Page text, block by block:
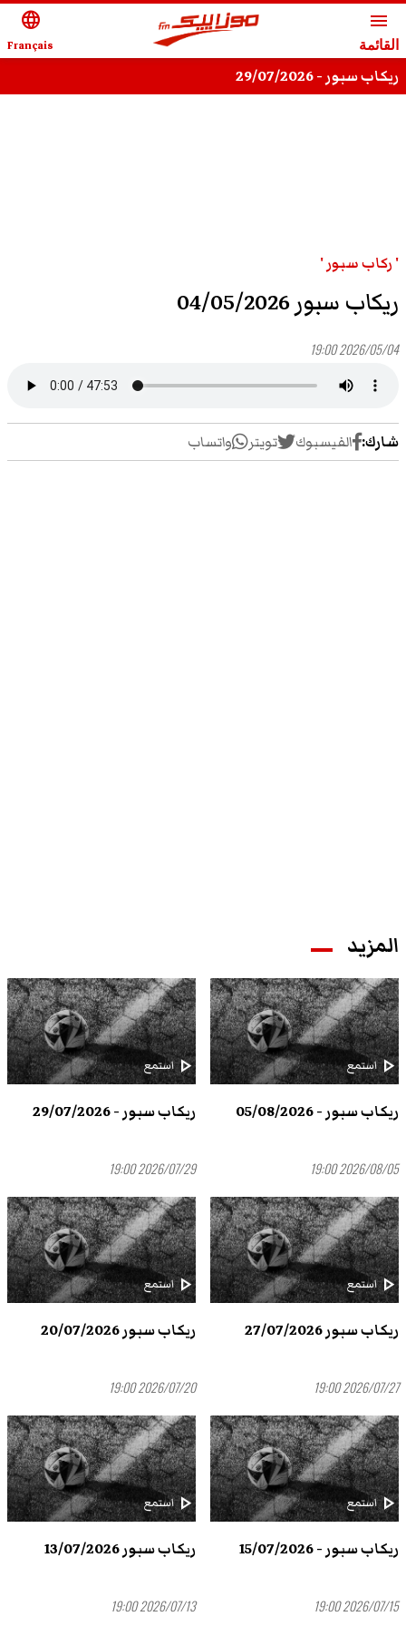
menu
القائمة
language
Français
ريكاب سبور - 29/07/2026
' ركاب سبور '
ريكاب سبور 04/05/2026
2026/05/04 19:00
شارك: الفيسبوك تويتر واتساب
المزيد
play_arrowاستمع
ريكاب سبور - 05/08/2026
2026/08/05 19:00
play_arrowاستمع
ريكاب سبور - 29/07/2026
2026/07/29 19:00
play_arrowاستمع
ريكاب سبور 27/07/2026
2026/07/27 19:00
play_arrowاستمع
ريكاب سبور 20/07/2026
2026/07/20 19:00
play_arrowاستمع
ريكاب سبور - 15/07/2026
2026/07/15 19:00
play_arrowاستمع
ريكاب سبور 13/07/2026
2026/07/13 19:00